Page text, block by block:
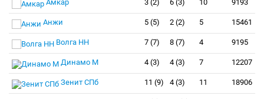
Амкар 3 (2) 6 (3) 10 9193
Анжи 5 (5) 2 (2) 5 15461
Волга НН 7 (7) 8 (7) 4 9195
Динамо М 4 (3) 4 (3) 7 12207
Зенит СПб 11 (9) 4 (3) 11 18906